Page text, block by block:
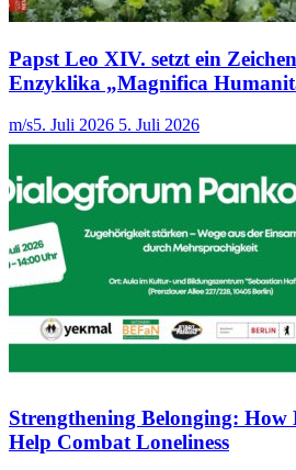
Papst Leo XIV. setzt ein
Enzyklika „Magnifica
m/s5. Juli 2026 5. Juli 2026
Strengthening Belonging:
Help Combat Loneliness